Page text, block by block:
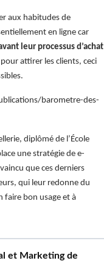
aux habitudes de
en ligne car
leur processus d’achat
attirer les clients, ceci
barometre-des-
diplômé de l’École
une stratégie de e-
que ces derniers
qui leur redonne du
faire bon usage et à
et Marketing de